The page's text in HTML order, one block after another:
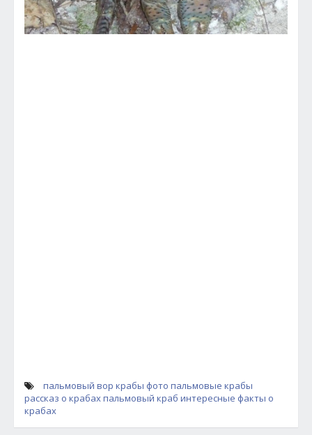
пальмовый вор крабы фото пальмовые крабы
рассказ о крабахпальмовый краб интересные факты о
крабах